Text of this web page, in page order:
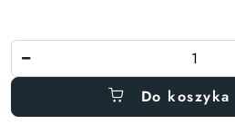
Do koszyka